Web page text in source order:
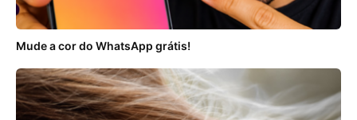
Mude a cor do WhatsApp grátis!